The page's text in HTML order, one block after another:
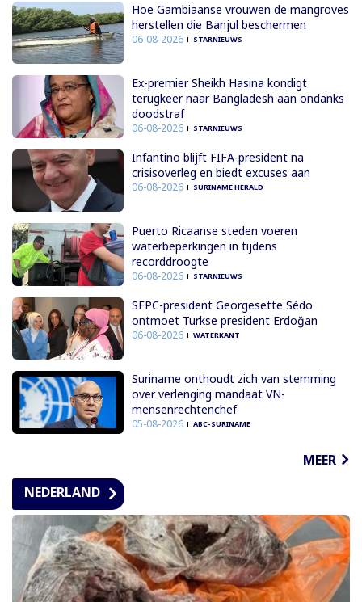
Hoe Gambiaanse vrouwen de mangroves
herstellen die Banjul beschermen
06-08-2026 STARNIEUWS
Ex-premier Sheikh Hasina kondigt
terugkeer naar Bangladesh aan ondanks
doodstraf
06-08-2026 STARNIEUWS
Infantino blijft FIFA-president na
crisisoverleg en biedt excuses aan
06-08-2026 SURINAME HERALD
Puerto Ricaanse steden voeren
waterbeperkingen in tijdens
recorddroogte
06-08-2026 STARNIEUWS
SFPC-president Georgesette Sédo
ontmoet Turkse president Erdoğan
06-08-2026 WATERKANT
Suriname onthoudt zich van stemming
over verlenging mandaat VN-
mensenrechtenchef
05-08-2026 ABC-SURINAME
MEER
NEDERLAND